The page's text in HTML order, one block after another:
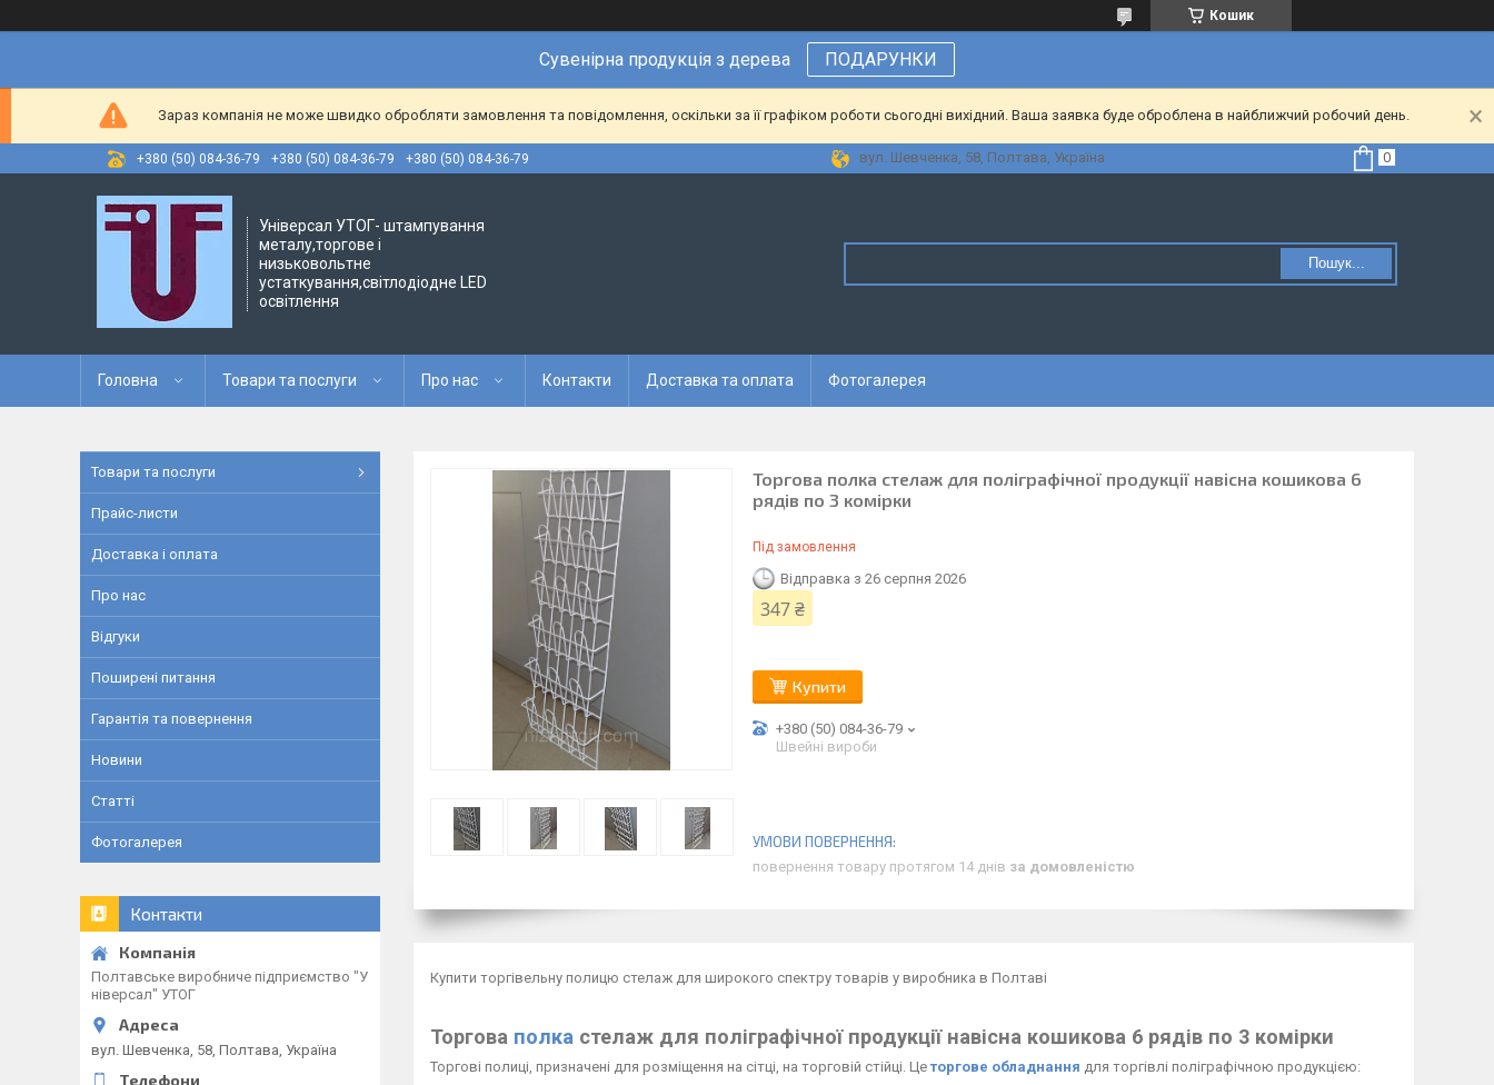
Кошик
Сувенірна продукція з дерева ПОДАРУНКИ
Зараз компанія не може швидко обробляти замовлення та повідомлення, оскільки за її графіком роботи сьогодні вихідний. Ваша заявка буде оброблена в найближчий робочий день.
+380 (50) 084-36-79 +380 (50) 084-36-79 +380 (50) 084-36-79 вул. Шевченка, 58, Полтава, Україна
Універсал УТОГ- штампування
металу,торгове і
низьковольтне
устаткування,світлодіодне LED
освітлення
Пошук...
Головна Товари та послуги Про нас Контакти Доставка та оплата Фотогалерея
Торгова полка стелаж для поліграфічної продукції навісна кошикова 6
рядів по 3 комірки
Під замовлення
Відправка з 26 серпня 2026
347 ₴
Купити
+380 (50) 084-36-79
Швейні вироби
повернення товару протягом 14 днів за домовленістю
Купити торгівельну полицю стелаж для широкого спектру товарів у виробника в Полтаві
Торгова полка стелаж для поліграфічної продукції навісна кошикова 6 рядів по 3 комірки
Торгові полиці, призначені для розміщення на сітці, на торговій стійці. Цеторгове обладнання для торгівлі поліграфічною продукцією:
Товари та послуги
Прайс-листи
Доставка і оплата
Про нас
Відгуки
Поширені питання
Гарантія та повернення
Новини
Статті
Фотогалерея
Контакти
Полтавське виробниче підприємство "У
ніверсал" УТОГ
вул. Шевченка, 58, Полтава, Україна